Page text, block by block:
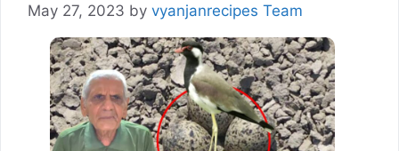
May 27, 2023 by vyanjanrecipes Team